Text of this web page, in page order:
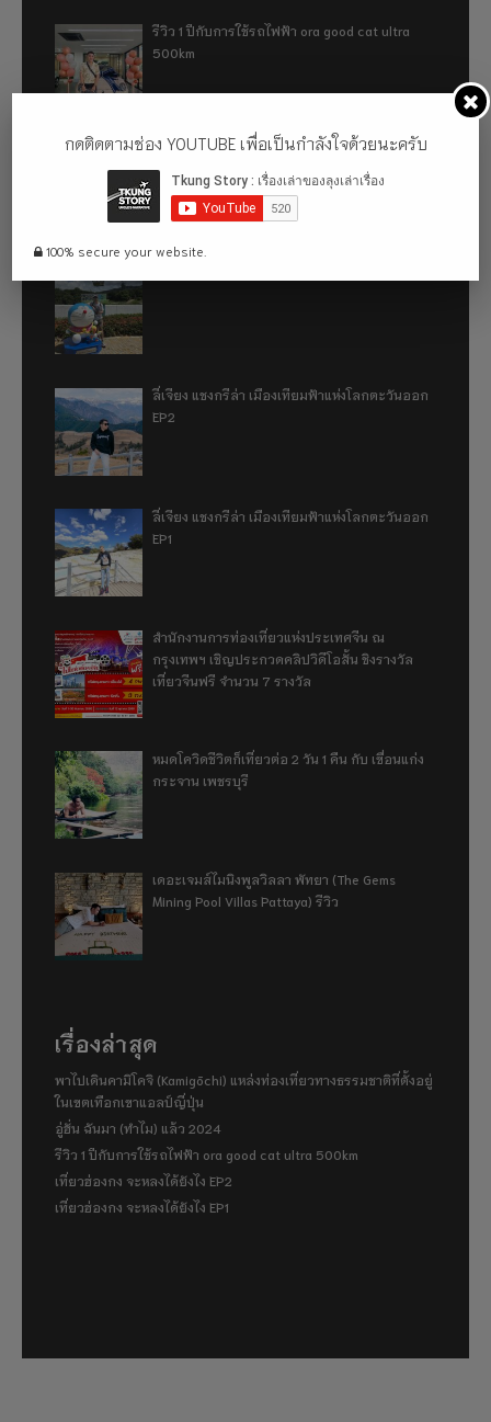
รีวิว 1 ปีกับการใช้รถไฟฟ้า ora good cat ultra
500km
เที่ยวฮ่องกง จะหลงได้ยังไง EP2
ลี่เจียง แชงกรีล่า เมืองเทียมฟ้าแห่งโลกตะวันออก
EP2
ลี่เจียง แชงกรีล่า เมืองเทียมฟ้าแห่งโลกตะวันออก
EP1
สำนักงานการท่องเที่ยวแห่งประเทศจีน ณ
กรุงเทพฯ เชิญประกวดคลิปวิดีโอสั้น ชิงรางวัล
เที่ยวจีนฟรี จำนวน 7 รางวัล
หมดโควิดชีวิตก็เที่ยวต่อ 2 วัน 1 คืน กับ เขื่อนแก่ง
กระจาน เพชรบุรี
เดอะเจมส์ไมนิงพูลวิลลา พัทยา (The Gems
Mining Pool Villas Pattaya) รีวิว
เรื่องล่าสุด
พาไปเดินคามิโคจิ (Kamigōchi) แหล่งท่องเที่ยวทางธรรมชาติที่ตั้งอยู่
ในเขตเทือกเขาแอลป์ญี่ปุ่น
อู่ฮั่น ฉันมา (ทำไม) แล้ว 2024
รีวิว 1 ปีกับการใช้รถไฟฟ้า ora good cat ultra 500km
เที่ยวฮ่องกง จะหลงได้ยังไง EP2
เที่ยวฮ่องกง จะหลงได้ยังไง EP1
กดติดตามช่อง YOUTUBE เพื่อเป็นกำลังใจด้วยนะครับ
100% secure your website.